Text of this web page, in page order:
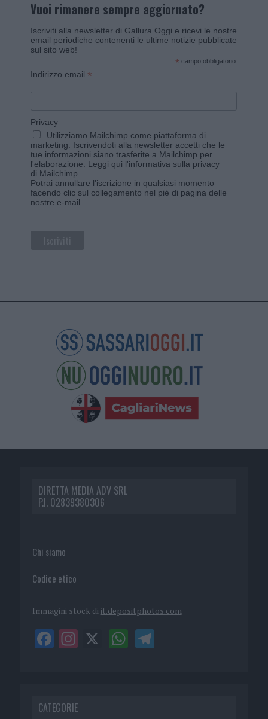
Vuoi rimanere sempre aggiornato?
Iscriviti alla newsletter di Gallura Oggi e ricevi le nostre
email periodiche contenenti le ultime notizie pubblicate
sul sito web!
* campo obbligatorio
Indirizzo email *
Privacy
Utilizziamo Mailchimp come piattaforma di
marketing. Iscrivendoti alla newsletter accetti che le
tue informazioni siano trasferite a Mailchimp per
l'elaborazione. Leggi qui l'informativa sulla privacy
di Mailchimp
Potrai annullare l'iscrizione in qualsiasi momento
facendo clic sul collegamento nel piè di pagina delle
nostre e-mail.
DIRETTA MEDIA ADV SRL
P.I. 02839380306
Chi siamo
Codice etico
Immagini stock di it.depositphotos.com
CATEGORIE